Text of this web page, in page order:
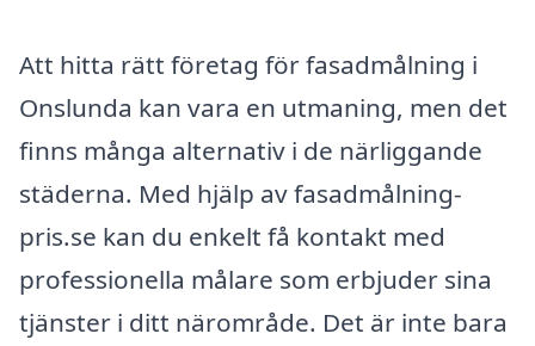
Att hitta rätt företag för fasadmålning i
Onslunda kan vara en utmaning, men det
finns många alternativ i de närliggande
städerna. Med hjälp av fasadmålning-
pris.se kan du enkelt få kontakt med
professionella målare som erbjuder sina
tjänster i ditt närområde. Det är inte bara